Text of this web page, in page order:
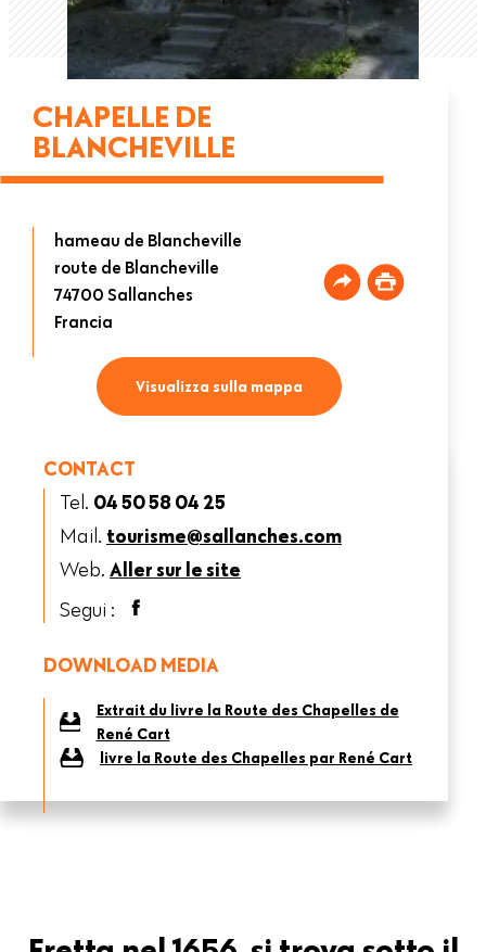
CHAPELLE DE
BLANCHEVILLE
hameau de Blancheville
route de Blancheville
74700 Sallanches
Francia
Visualizza sulla mappa
CONTACT
Tel. 04 50 58 04 25
Mail. tourisme@sallanches.com
Web. Aller sur le site
Segui :
DOWNLOAD MEDIA
Extrait du livre la Route des Chapelles de
René Cart
livre la Route des Chapelles par René Cart